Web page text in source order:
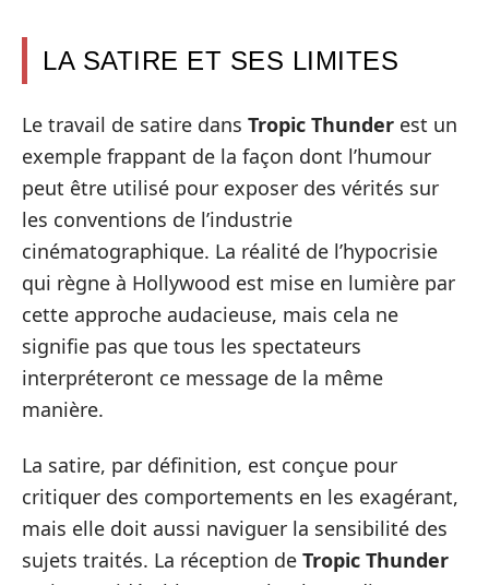
LA SATIRE ET SES LIMITES
Le travail de satire dans Tropic Thunder est un
exemple frappant de la façon dont l’humour
peut être utilisé pour exposer des vérités sur
les conventions de l’industrie
cinématographique. La réalité de l’hypocrisie
qui règne à Hollywood est mise en lumière par
cette approche audacieuse, mais cela ne
signifie pas que tous les spectateurs
interpréteront ce message de la même
manière.
La satire, par définition, est conçue pour
critiquer des comportements en les exagérant,
mais elle doit aussi naviguer la sensibilité des
sujets traités. La réception de Tropic Thunder